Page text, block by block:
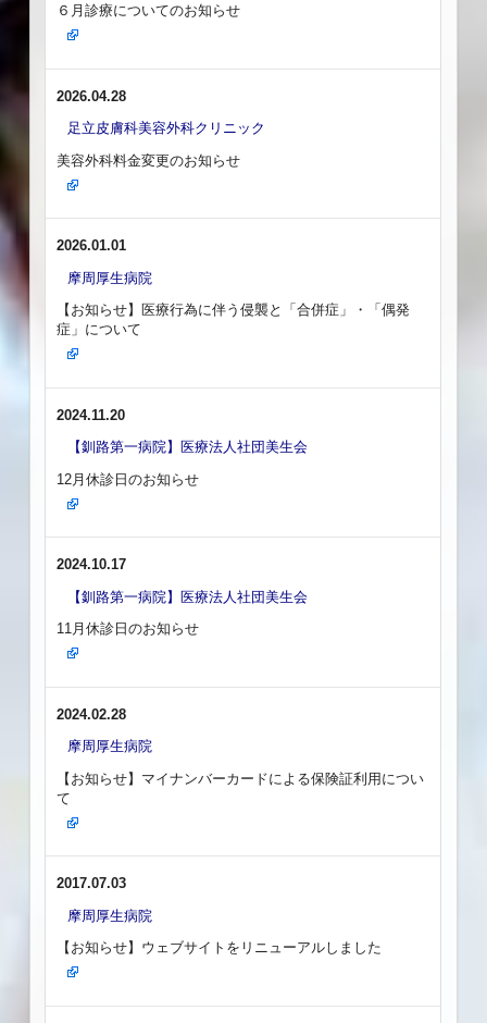
６月診療についてのお知らせ
2026.04.28
足立皮膚科美容外科クリニック
美容外科料金変更のお知らせ
2026.01.01
摩周厚生病院
【お知らせ】医療行為に伴う侵襲と「合併症」・「偶発
症」について
2024.11.20
【釧路第一病院】医療法人社団美生会
12月休診日のお知らせ
2024.10.17
【釧路第一病院】医療法人社団美生会
11月休診日のお知らせ
2024.02.28
摩周厚生病院
【お知らせ】マイナンバーカードによる保険証利用につい
て
2017.07.03
摩周厚生病院
【お知らせ】ウェブサイトをリニューアルしました